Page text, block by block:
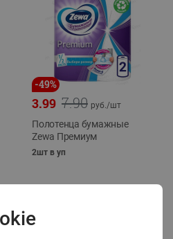
-49%
7.90
3.99 руб./шт
Полотенца бумажные
Zewa Премиум
2шт в уп